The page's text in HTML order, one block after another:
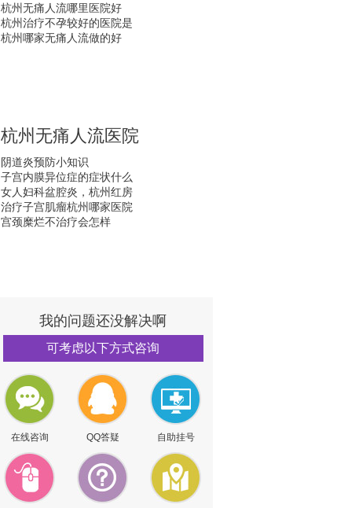
杭州无痛人流哪里医院好
杭州治疗不孕较好的医院是
杭州哪家无痛人流做的好
杭州无痛人流医院
阴道炎预防小知识
子宫内膜异位症的症状什么
女人妇科盆腔炎，杭州红房
治疗子宫肌瘤杭州哪家医院
宫颈糜烂不治疗会怎样
我的问题还没解决啊
可考虑以下方式咨询
在线咨询 QQ答疑 自助挂号